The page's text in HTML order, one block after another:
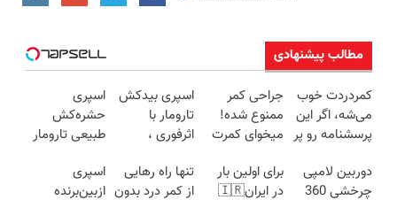
مطالب پیشنهادی
کمردردت خوب
می‌شه، اگر این
پرسشنامه رو پر
جراحی کمر
ممنوع شده!
میخوای کمرت
درمان کنی؟
((پرسش‌نامه))
اسپری بیدکش
تارومار با
اثرفوری ،
در مقابل بید
اسپری
حشره‌کش
طبیعی تارومار
زیست و با
محافظت
دوربین لامپی
چرخشی 360
برای اولین بار
در ایران🇮🇷
تنها راه رهایی
از کمر درد بدون
اسپری
ازبین‌برنده